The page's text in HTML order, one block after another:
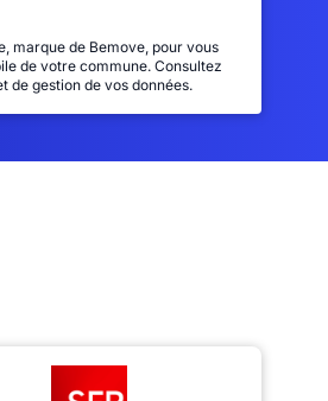
marque de Bemove, pour vous
de votre commune. Consultez
de gestion de vos données.